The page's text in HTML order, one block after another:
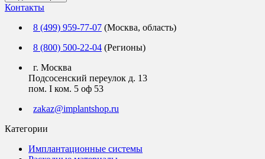
Контакты
8 (499) 959-77-07 (Москва, область)
8 (800) 500-22-04 (Регионы)
г. Москва
Подсосенский переулок д. 13
пом. I ком. 5 оф 53
zakaz@implantshop.ru
Категории
Имплантационные системы